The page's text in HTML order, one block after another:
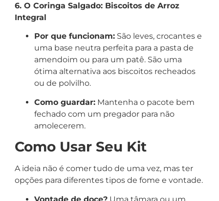
6. O Coringa Salgado: Biscoitos de Arroz
Integral
Por que funcionam: São leves, crocantes e
uma base neutra perfeita para a pasta de
amendoim ou para um patê. São uma
ótima alternativa aos biscoitos recheados
ou de polvilho.
Como guardar: Mantenha o pacote bem
fechado com um pregador para não
amolecerem.
Como Usar Seu Kit
A ideia não é comer tudo de uma vez, mas ter
opções para diferentes tipos de fome e vontade.
Vontade de doce? Uma tâmara ou um